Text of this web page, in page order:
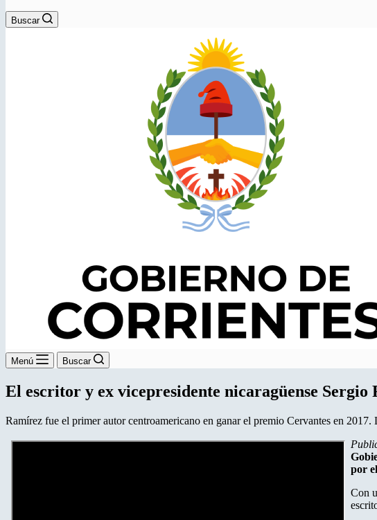
Buscar
Menú Buscar
El escritor y ex vicepresidente nicaragüense
Ramírez fue el primer autor centroamericano en ganar el premio Cervantes en
por
Con